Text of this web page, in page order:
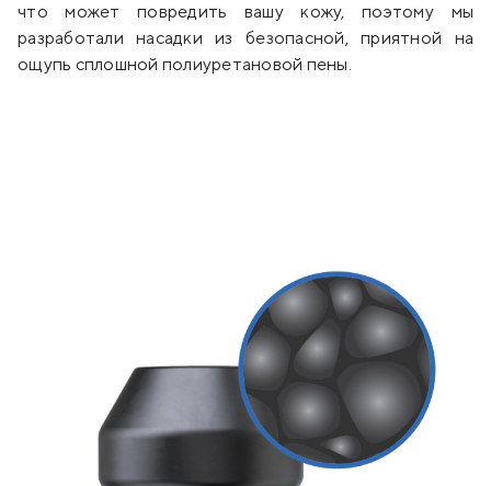
что может повредить вашу кожу, поэтому мы
разработали насадки из безопасной, приятной на
ощупь сплошной полиуретановой пены.